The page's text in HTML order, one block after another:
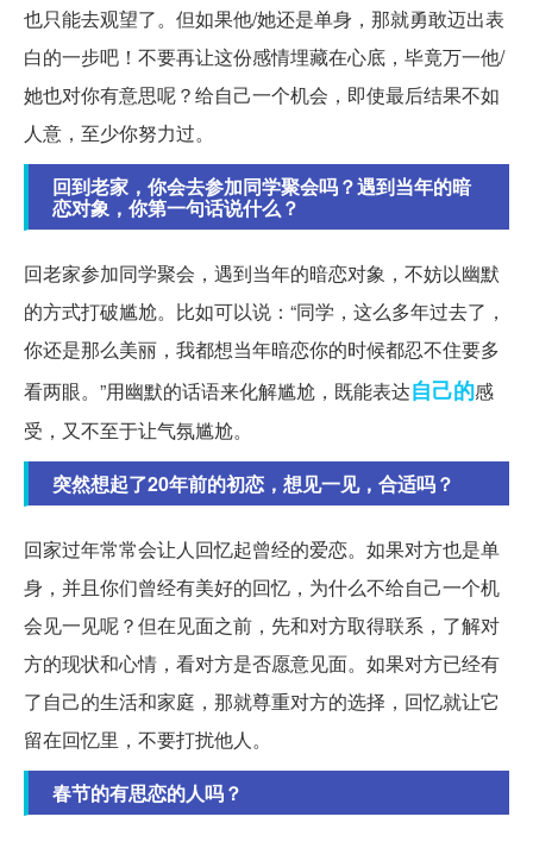
也只能去观望了。但如果他/她还是单身，那就勇敢迈出表
白的一步吧！不要再让这份感情埋藏在心底，毕竟万一他/
她也对你有意思呢？给自己一个机会，即使最后结果不如
人意，至少你努力过。
回到老家，你会去参加同学聚会吗？遇到当年的暗
恋对象，你第一句话说什么？
回老家参加同学聚会，遇到当年的暗恋对象，不妨以幽默
的方式打破尴尬。比如可以说：“同学，这么多年过去了，
你还是那么美丽，我都想当年暗恋你的时候都忍不住要多
看两眼。”用幽默的话语来化解尴尬，既能表达自己的感
受，又不至于让气氛尴尬。
突然想起了20年前的初恋，想见一见，合适吗？
回家过年常常会让人回忆起曾经的爱恋。如果对方也是单
身，并且你们曾经有美好的回忆，为什么不给自己一个机
会见一见呢？但在见面之前，先和对方取得联系，了解对
方的现状和心情，看对方是否愿意见面。如果对方已经有
了自己的生活和家庭，那就尊重对方的选择，回忆就让它
留在回忆里，不要打扰他人。
春节的有思恋的人吗？